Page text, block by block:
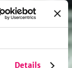
Details